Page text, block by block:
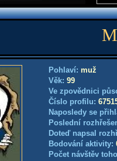
Pohlaví: muž
Věk: 99
Ve zpovědnici
Číslo profilu:
Naposledy se
Poslední
Doteď napsal
Bodování aktivity:
Počet návštěv